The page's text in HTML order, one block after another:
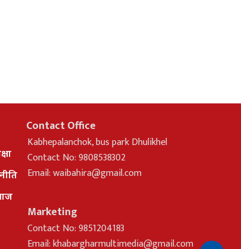
Contact Office
Kabhepalanchok, bus park Dhulikhel
Contact No: 9808538302
Email:waibahira@gmail.com
Marketing
Contact No: 9851204183
Email:khabargharmultimedia@gmail.com